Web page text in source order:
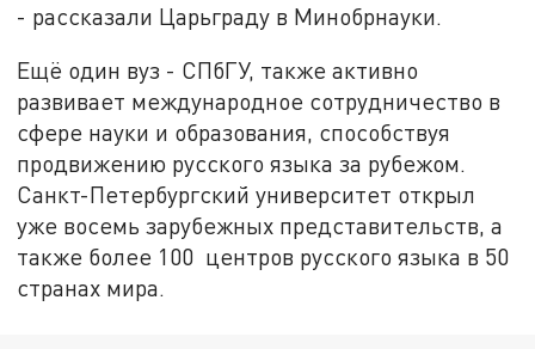
- рассказали Царьграду в Минобрнауки.
Ещё один вуз - СПбГУ, также активно
развивает международное сотрудничество в
сфере науки и образования, способствуя
продвижению русского языка за рубежом.
Санкт-Петербургский университет открыл
уже восемь зарубежных представительств, а
также более 100 центров русского языка в 50
странах мира.